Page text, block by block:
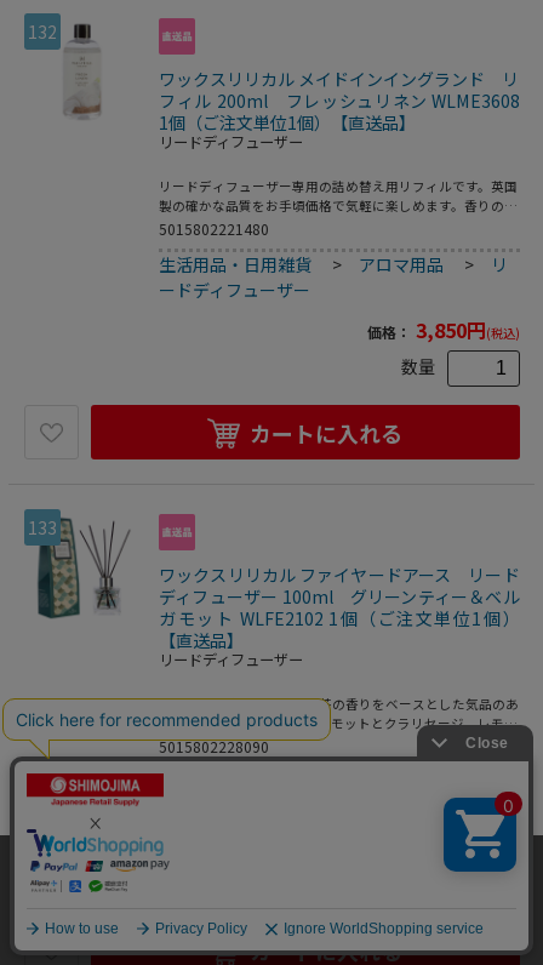
当サイトはクッキー（Cookie）を使用しています。Cookieの使用に同意いた
だける場合は「OK」をクリックしてください。
OK
132
ワックスリリカル メイドインイングランド リ
フィル 200ml フレッシュリネン WLME3608
1個（ご注文単位1個）【直送品】
リードディフューザー
リードディフューザー専用の詰め替え用リフィルです。英国
製の確かな品質をお手頃価格で気軽に楽しめます。香りの広
がりも良く、最後までお楽しみいただけます。洗い立てのリ
ありどんなお部屋にも合わせやすい人気の香りです。●芳香
期間：約16週間
5015802221480
生活用品・日用雑貨 > アロマ用品 >
リ
ードディフューザー
価格： 3,850円(税込)
数量
カートに入れる
133
ワックスリリカル ファイヤードアース リード
ディフューザー 100ml グリーンティー＆ベル
ガモット WLFE2102 1個（ご注文単位1個）
【直送品】
リードディフューザー
イギリスが誇る伝統的なお茶の香りをベースとした気品のあ
るフレグランスです。ベルガモットとクラリセージ、レモン
エッセンシャルオイルの香りがサンダルウッドとムスクのベ
ースに寄り添います。柑橘を練り込んだ奥深いベースにグリ
り。エッセンシャルオイル配合。リードディフューザーの香
りが弱く感じられる様になった時には、スティックを上下入
れ替えしていただくと香りが広がります。●芳香期間：約8
週間
5015802228090
生活用品・日用雑貨
4,730円(税込)
カートに入れる